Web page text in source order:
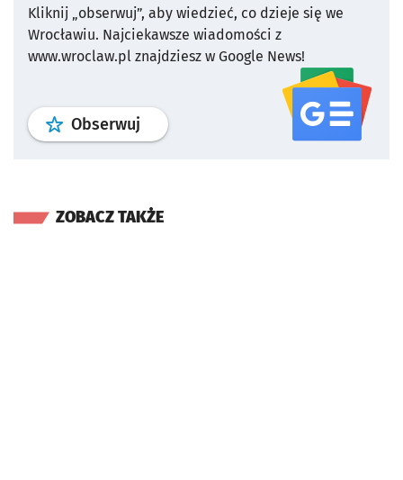
Kliknij „obserwuj”, aby wiedzieć, co dzieje się we
Wrocławiu. Najciekawsze wiadomości z
www.wroclaw.pl znajdziesz w Google News!
Obserwuj profil serwisu
ZOBACZ TAKŻE